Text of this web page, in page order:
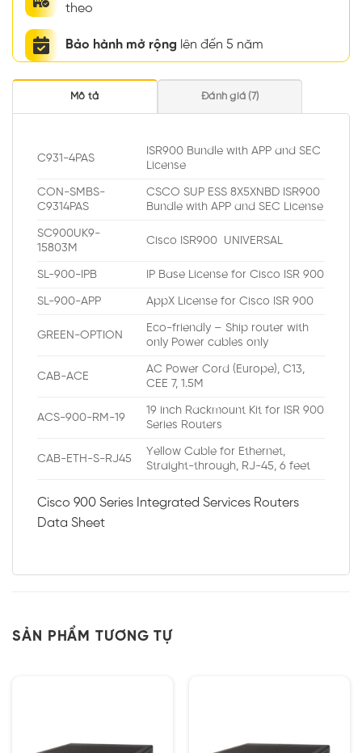
theo
Bảo hành mở rộng lên đến 5 năm
Mô tả Đánh giá (7)
C931-4PAS
ISR900 Bundle with APP and SEC
License
CON-SMBS-
C9314PAS
CSCO SUP ESS 8X5XNBD ISR900
Bundle with APP and SEC License
SC900UK9-
15803M
Cisco ISR900 UNIVERSAL
SL-900-IPB IP Base License for Cisco ISR 900
SL-900-APP AppX License for Cisco ISR 900
GREEN-OPTION
Eco-friendly – Ship router with
only Power cables only
CAB-ACE
AC Power Cord (Europe), C13,
CEE 7, 1.5M
ACS-900-RM-19
19 inch Rackmount Kit for ISR 900
Series Routers
CAB-ETH-S-RJ45
Yellow Cable for Ethernet,
Straight-through, RJ-45, 6 feet
Cisco 900 Series Integrated Services Routers
Data Sheet
SẢN PHẨM TƯƠNG TỰ